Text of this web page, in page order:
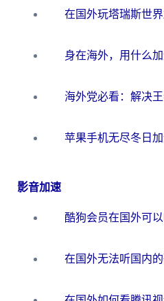
影音加速